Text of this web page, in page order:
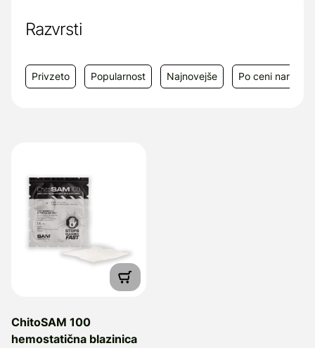
Wilsonville, Oregon, ZDA
1000 Ljubljana, e-mail: info@aform.si
Razvrsti
Privzeto Popularnost Najnovejše Po ceni
ChitoSAM 100
hemostatična blazinica